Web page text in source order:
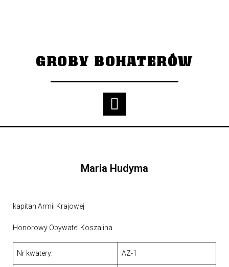
GROBY BOHATERÓW
Maria Hudyma
kapitan Armii Krajowej
Honorowy Obywatel Koszalina
Nr kwatery: AZ-1